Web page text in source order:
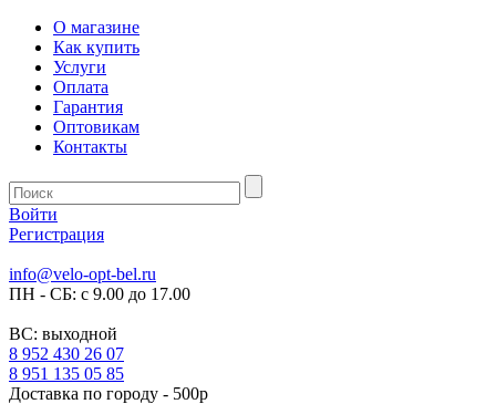
О магазине
Как купить
Услуги
Оплата
Гарантия
Оптовикам
Контакты
Войти
Регистрация
info@velo-opt-bel.ru
ПН - СБ: с 9.00 до 17.00
ВС: выходной
8 952 430 26 07
8 951 135 05 85
Доставка по городу - 500р